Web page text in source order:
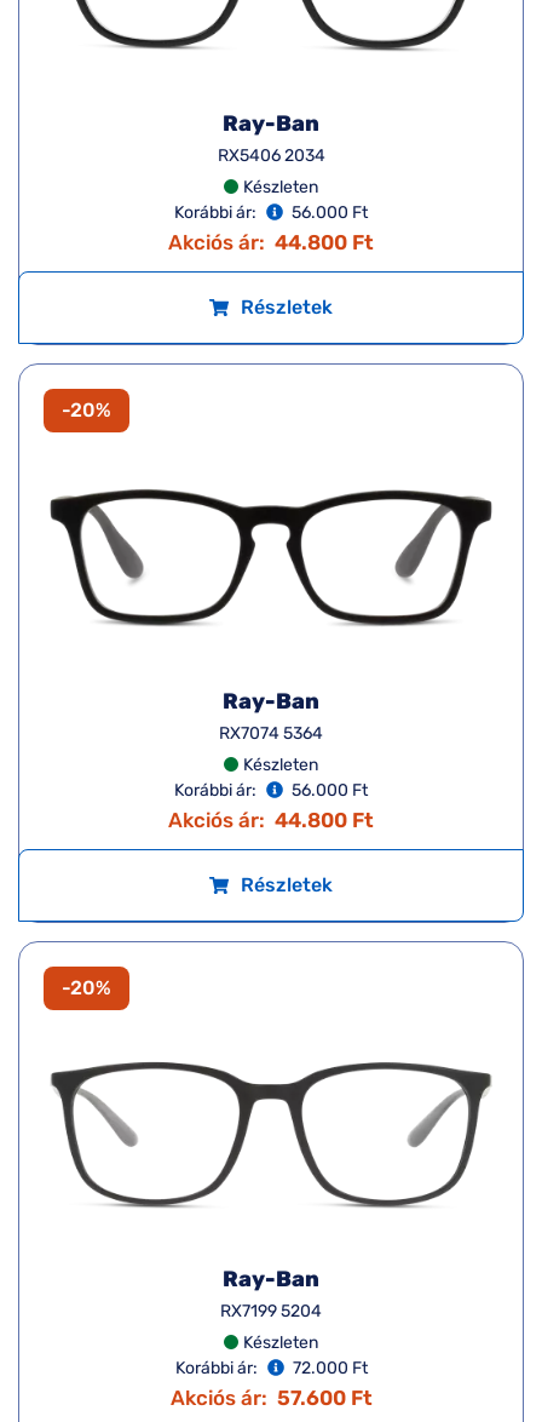
Ray-Ban
RX5406 2034
Készleten
Korábbi ár:
56.000 Ft
Akciós ár: 44.800 Ft
Részletek
-20%
Ray-Ban
RX7074 5364
Készleten
Korábbi ár:
56.000 Ft
Akciós ár: 44.800 Ft
Részletek
-20%
Ray-Ban
RX7199 5204
Készleten
Korábbi ár:
72.000 Ft
Akciós ár: 57.600 Ft